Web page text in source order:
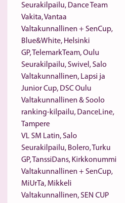
Seurakilpailu, Dance Team
Vakita, Vantaa
Valtakunnallinen + SenCup,
Blue&White, Helsinki
GP, TelemarkTeam, Oulu
Seurakilpailu, Swivel, Salo
Valtakunnallinen, Lapsi ja
Junior Cup, DSC Oulu
Valtakunnallinen & Soolo
ranking-kilpailu, DanceLine,
Tampere
VL SM Latin, Salo
Seurakilpailu, Bolero, Turku
GP, TanssiDans, Kirkkonummi
Valtakunnallinen + SenCup,
MiUrTa, Mikkeli
Valtakunnallinen, SEN CUP